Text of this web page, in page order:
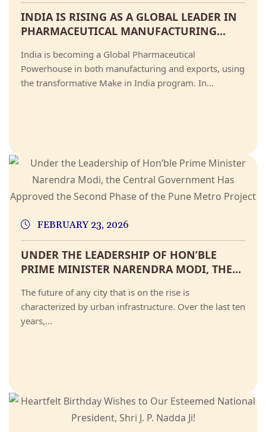
INDIA IS RISING AS A GLOBAL LEADER IN
PHARMACEUTICAL MANUFACTURING...
India is becoming a Global Pharmaceutical
Powerhouse in both manufacturing and exports, using
the transformative Make in India program. In...
FEBRUARY 23, 2026
UNDER THE LEADERSHIP OF HON’BLE
PRIME MINISTER NARENDRA MODI, THE...
The future of any city that is on the rise is
characterized by urban infrastructure. Over the last ten
years,...